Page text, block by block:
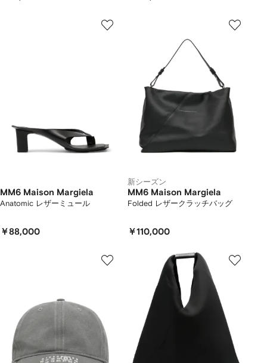
MM6 Maison Margiela
Anatomic レザーミュール
￥88,000
新シーズン
MM6 Maison Margiela
Folded レザークラッチバッグ
￥110,000